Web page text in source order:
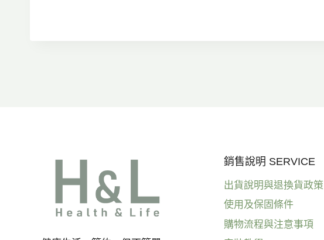
銷售說明 SERVICE
出貨說明與退換貨政策
使用及保固條件
購物流程與注意事項